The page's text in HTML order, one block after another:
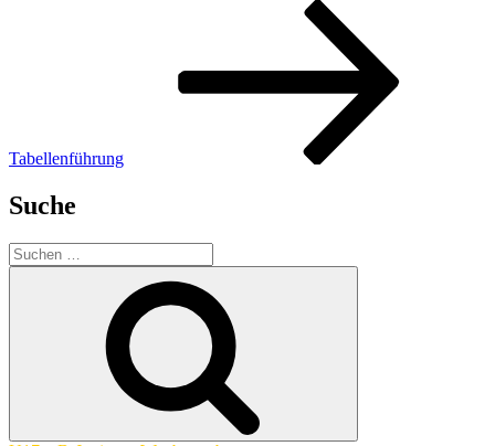
Tabellenführung
Suche
Suchen
nach: